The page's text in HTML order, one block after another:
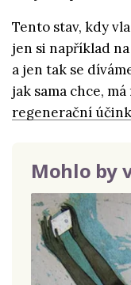
Tento stav, kdy
jen si například
a jen tak se
jak sama chce,
regenerační
Mohlo by